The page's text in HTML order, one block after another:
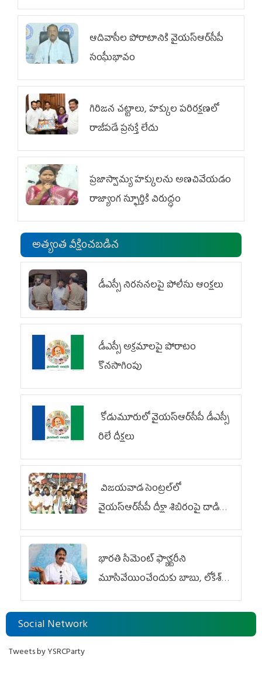
ఆదివాసీల పోరాటానికి వైయ‌స్ఆర్‌సీపీ
సంఘీభావం
గిరిజన చట్టాలు, హక్కుల పరిరక్షణలో
రాజీపడే ప్రసక్తే లేదు
ప్రజాస్వామ్య హక్కులను అణచివేయడం
రాజ్యాంగ స్ఫూర్తికి విరుద్ధం
అత్యంత వీక్షించబడిన
డీఎస్సీ నిరసనలపై పోలీసు ఆంక్షలు
డీఎస్సీ అక్రమాలపై పోరాటం
కొనసాగింపు
కోడుమూరులో వైయ‌స్ఆర్‌సీపీ డీఎస్సీ
రిలే దీక్షలు
విజయవాడ సెంట్రల్‌లో
వైయ‌స్ఆర్‌సీపీ దీక్షా శిబిరంపై దాడి
దుర్మార్గం
భారతి సిమెంట్ ఫ్యాక్టరీని
మూసివేయించేందుకు బాబు, లోకేశ్
కుట్ర
Social Network
Tweets by YSRCParty